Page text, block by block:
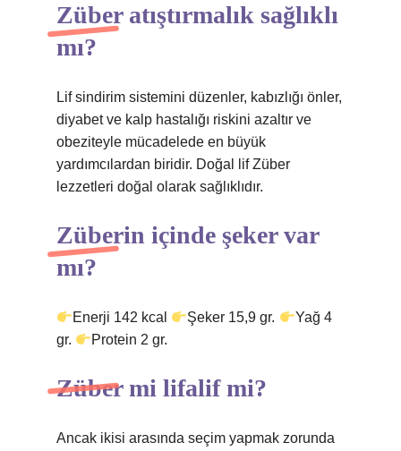
Züber atıştırmalık sağlıklı
mı?
Lif sindirim sistemini düzenler, kabızlığı önler,
diyabet ve kalp hastalığı riskini azaltır ve
obeziteyle mücadelede en büyük
yardımcılardan biridir. Doğal lif Züber
lezzetleri doğal olarak sağlıklıdır.
Züberin içinde şeker var
mı?
Enerji 142 kcal Şeker 15,9 gr.
Yağ 4
gr.
Protein 2 gr.
Züber mi lifalif mi?
Ancak ikisi arasında seçim yapmak zorunda